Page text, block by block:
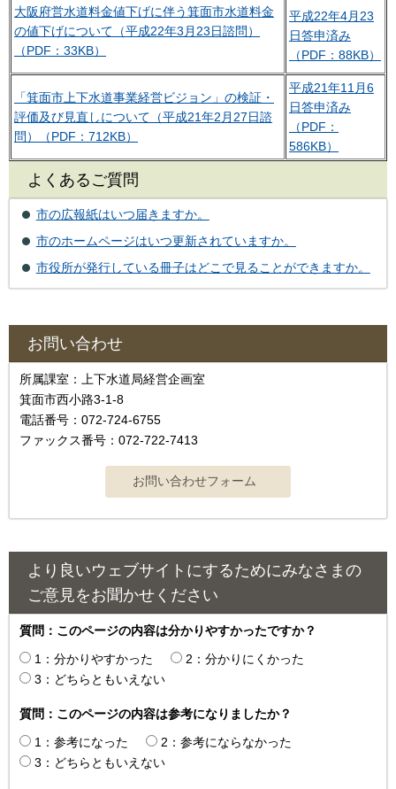
大阪府営水道料金値下げに伴う箕面市水道料金
の値下げについて（平成22年3月23日諮問）
（PDF：33KB）
平成22年4月23
日答申済み
（PDF：88KB）
「箕面市上下水道事業経営ビジョン」の検証・
評価及び見直しについて（平成21年2月27日諮
問）（PDF：712KB）
平成21年11月6
日答申済み
（PDF：
586KB）
よくあるご質問
市の広報紙はいつ届きますか。
市のホームページはいつ更新されていますか。
市役所が発行している冊子はどこで見ることができますか。
お問い合わせ
所属課室：上下水道局経営企画室
箕面市西小路3-1-8
電話番号：072-724-6755
ファックス番号：072-722-7413
より良いウェブサイトにするためにみなさまの
ご意見をお聞かせください
質問：このページの内容は分かりやすかったですか？
1：分かりやすかった
2：分かりにくかった
3：どちらともいえない
質問：このページの内容は参考になりましたか？
1：参考になった
2：参考にならなかった
3：どちらともいえない